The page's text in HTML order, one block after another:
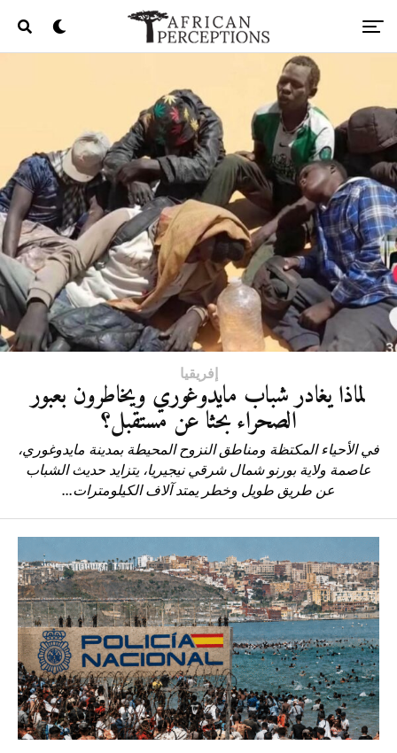
إفريقيا
لماذا يغادر شباب مايدوغوري ويخاطرون بعبور
الصحراء بحثا عن مستقبل؟
في الأحياء المكتظة ومناطق النزوح المحيطة بمدينة مايدوغوري،
عاصمة ولاية بورنو شمال شرقي نيجيريا، يتزايد حديث الشباب
عن طريق طويل وخطر يمتد آلاف الكيلومترات...